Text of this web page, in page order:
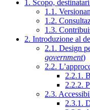
1. Scopo,
1.1.
1.2.
1.3.
2. Introduzione al
2.1. Design
government)
2.2.
2.2.1.
2.2.2.
2.3.
2.3.1.